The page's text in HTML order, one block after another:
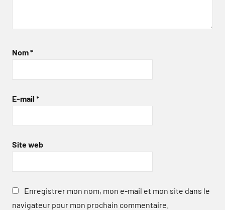
Nom*
E-mail *
Site web
Enregistrer mon nom, mon e-mail et mon site dans le
navigateur pour mon prochain commentaire.